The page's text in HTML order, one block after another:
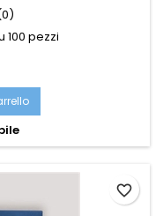
100 pezzi
favorite_border